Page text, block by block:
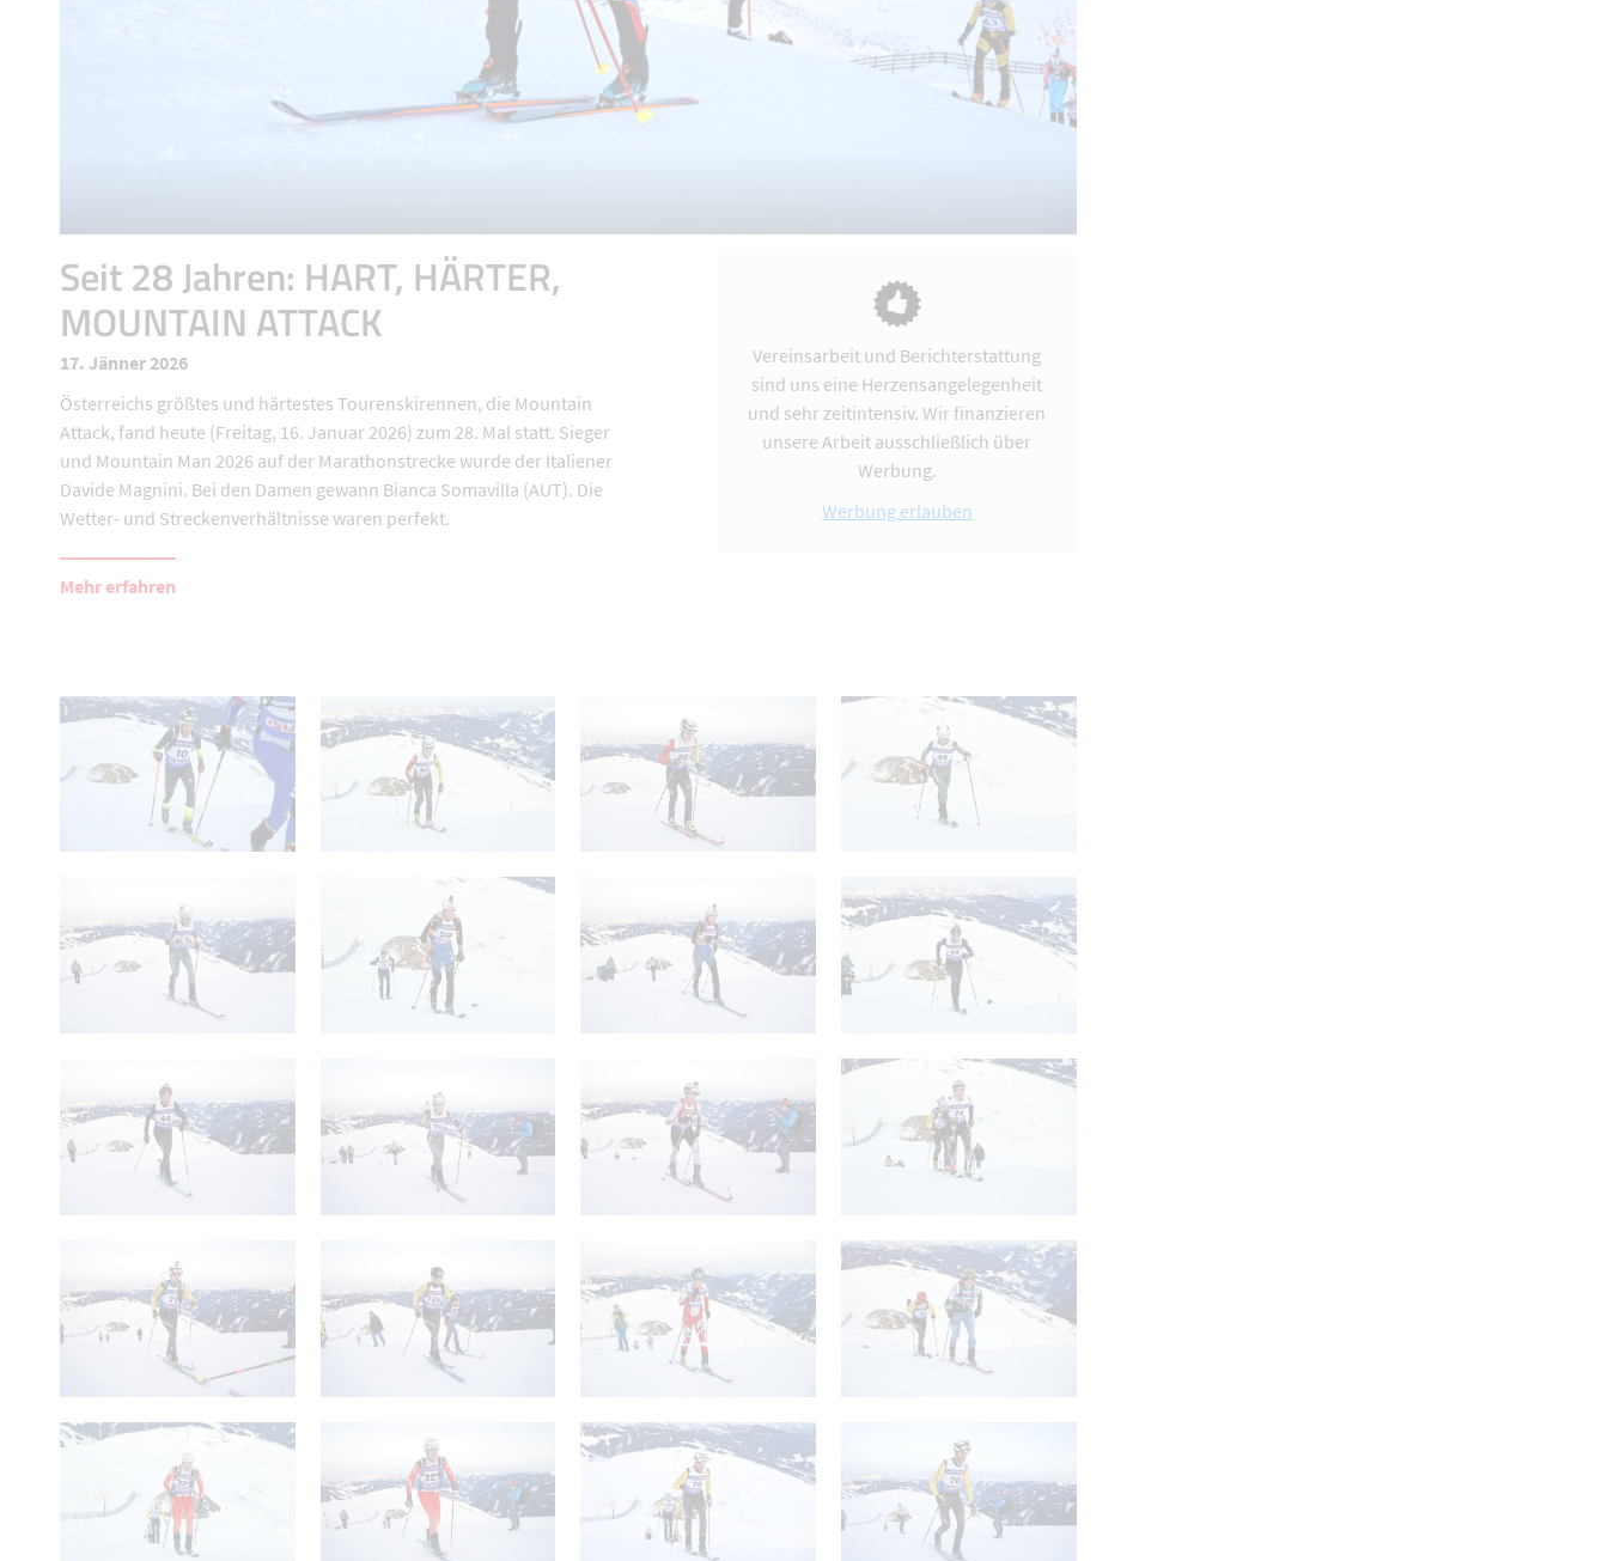
Seit 28 Jahren: HART, HÄRTER,
MOUNTAIN ATTACK
17. Jänner 2026
Österreichs größtes und härtestes Tourenskirennen, die Mountain
Attack, fand heute (Freitag, 16. Januar 2026) zum 28. Mal statt. Sieger
und Mountain Man 2026 auf der Marathonstrecke wurde der Italiener
Davide Magnini. Bei den Damen gewann Bianca Somavilla (AUT). Die
Wetter- und Streckenverhältnisse waren perfekt.
Mehr erfahren
Vereinsarbeit und Berichterstattung
sind uns eine Herzensangelegenheit
und sehr zeitintensiv. Wir finanzieren
unsere Arbeit ausschließlich über
Werbung.
Werbung erlauben